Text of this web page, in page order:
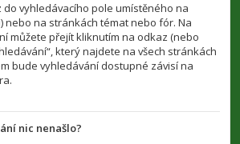
vyhledávacího pole umístěného na
nebo na stránkách témat nebo fór. Na
můžete přejít kliknutím na odkaz (nebo
který najdete na všech stránkách
bude vyhledávání dostupné závisí na
nic nenašlo?